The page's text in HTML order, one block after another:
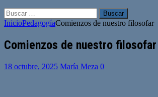
Buscar:
InicioPedagogíaComienzos de nuestro filosofar
Comienzos de nuestro filosofar
18 octubre, 2025 María Meza 0